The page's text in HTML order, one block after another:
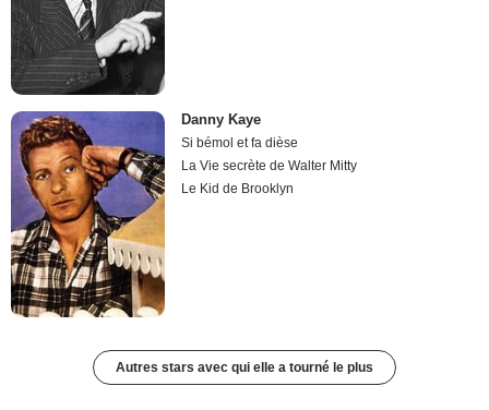
Danny Kaye
Si bémol et fa dièse
La Vie secrète de Walter Mitty
Le Kid de Brooklyn
Autres stars avec qui elle a tourné le plus